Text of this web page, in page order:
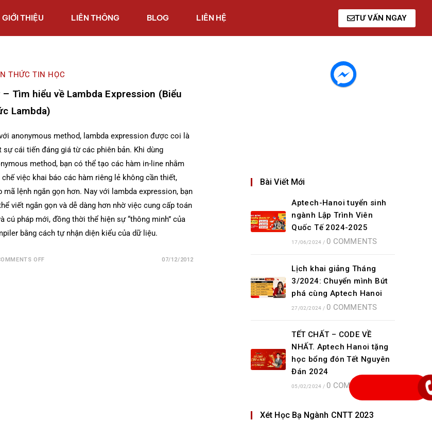
GIỚI THIỆU LIÊN THÔNG BLOG LIÊN HỆ TƯ VẤN NGAY
THỨC TIN HỌC
– Tìm hiểu về Lambda Expression (Biểu
Lambda)
anonymous method, lambda expression được coi là
sự cái tiến đáng giá từ các phiên bản. Khi dùng
method, bạn có thể tạo các hàm in-line nhằm
chế việc khai báo các hàm riêng lẻ không cần thiết,
mã lệnh ngắn gọn hơn. Nay với lambda expression, bạn
viết ngắn gọn và dễ dàng hơn nhờ việc cung cấp toán
cú pháp mới, đồng thời thể hiện sự “thông minh” của
bằng cách tự nhận diện kiểu của dữ liệu.
OFF 07/12/2012
Bài Viết Mới
Aptech-Hanoi tuyển sinh
ngành Lập Trình Viên
Quốc Tế 2024-2025
17/06/2024 / 0 COMMENTS
Lịch khai giảng Tháng
3/2024: Chuyển mình Bứt
phá cùng Aptech Hanoi
27/02/2024 / 0 COMMENTS
TẾT CHẤT – CODE VỀ
NHẤT. Aptech Hanoi tặng
học bổng đón Tết Nguyên
Đán 2024
05/02/2024 / 0 COMMENTS
Xét Học Bạ Ngành CNTT 2023